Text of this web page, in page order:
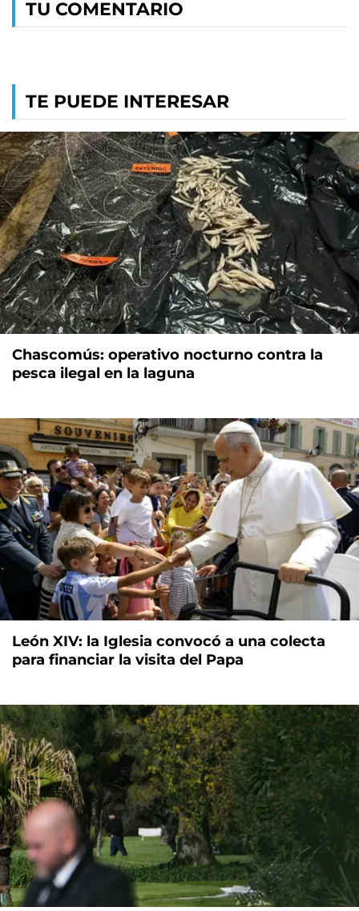
TU COMENTARIO
TE PUEDE INTERESAR
Chascomús: operativo nocturno contra la
pesca ilegal en la laguna
León XIV: la Iglesia convocó a una colecta
para financiar la visita del Papa